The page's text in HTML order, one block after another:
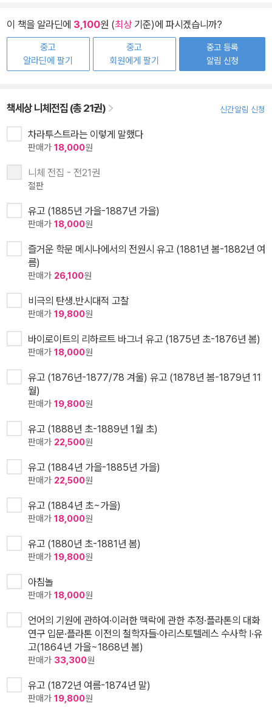
이 책을 알라딘에 3,100원 (최상기준)에 파시겠습니까?
중고
알라딘에 팔기
중고
회원에게 팔기
중고 등록
알림 신청
책세상 니체전집 (총 21권) 신간알림 신청
차라투스트라는 이렇게 말했다
판매가 18,000원
니체 전집 - 전21권
절판
유고 (1885년 가을-1887년 가을)
판매가 18,000원
즐거운 학문 메시나에서의 전원시 유고 (1881년 봄-1882년 여
름)
판매가 26,100원
비극의 탄생.반시대적 고찰
판매가 19,800원
바이로이트의 리하르트 바그너 유고 (1875년 초-1876년 봄)
판매가 18,000원
유고 (1876년-1877/78 겨울) 유고 (1878년 봄-1879년 11
월)
판매가 19,800원
유고 (1888년 초-1889년 1월 초)
판매가 22,500원
유고 (1884년 가을-1885년 가을)
판매가 22,500원
유고 (1884년 초~가을)
판매가 18,000원
유고 (1880년 초-1881년 봄)
판매가 19,800원
아침놀
판매가 18,000원
언어의 기원에 관하여·이러한 맥락에 관한 추정·플라톤의 대화
연구 입문·플라톤 이전의 철학자들·아리스토텔레스 수사학 I·유
고(1864년 가을~1868년 봄)
판매가 33,300원
유고 (1872년 여름-1874년 말)
판매가 19,800원